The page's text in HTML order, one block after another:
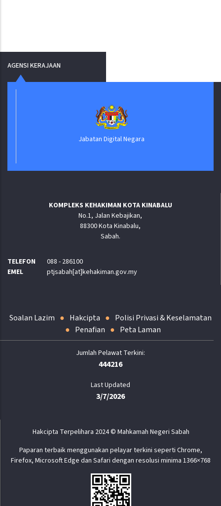
AGENSI KERAJAAN
Jabatan Digital Negara
KOMPLEKS KEHAKIMAN KOTA KINABALU
No.1, Jalan Kebajikan,
88300 Kota Kinabalu,
Sabah.
TELEFON
088 - 286100
EMEL
ptjsabah[at]kehakiman.gov.my
Soalan Lazim Hakcipta
Polisi Privasi & Keselamatan
Penafian
Peta Laman
444216
Last Updated
3/7/2026
Hakcipta Terpelihara 2024 © Mahkamah Negeri Sabah
Paparan terbaik menggunakan pelayar terkini seperti Chrome,
Firefox, Microsoft Edge dan Safari dengan resolusi minima 1366×768